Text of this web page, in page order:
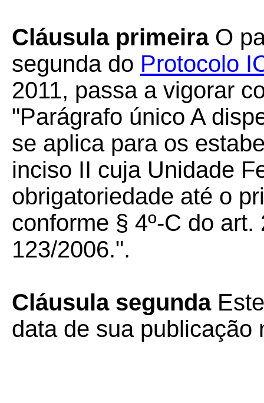
Cláusula primeiraO
segunda do Protocolo
2011, passa a vigorar
"Parágrafo único A
se aplica para os
inciso II cuja Unidade
obrigatoriedade até o
conforme § 4º-C do
123/2006.".
Cláusula segunda
data de sua publicação